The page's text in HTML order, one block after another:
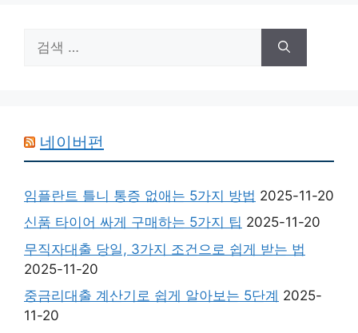
색:
네이버펀
임플란트 틀니 통증 없애는 5가지 방법 2025-11-20
신품 타이어 싸게 구매하는 5가지 팁 2025-11-20
무직자대출 당일, 3가지 조건으로 쉽게 받는 법
2025-11-20
중금리대출 계산기로 쉽게 알아보는 5단계 2025-
11-20